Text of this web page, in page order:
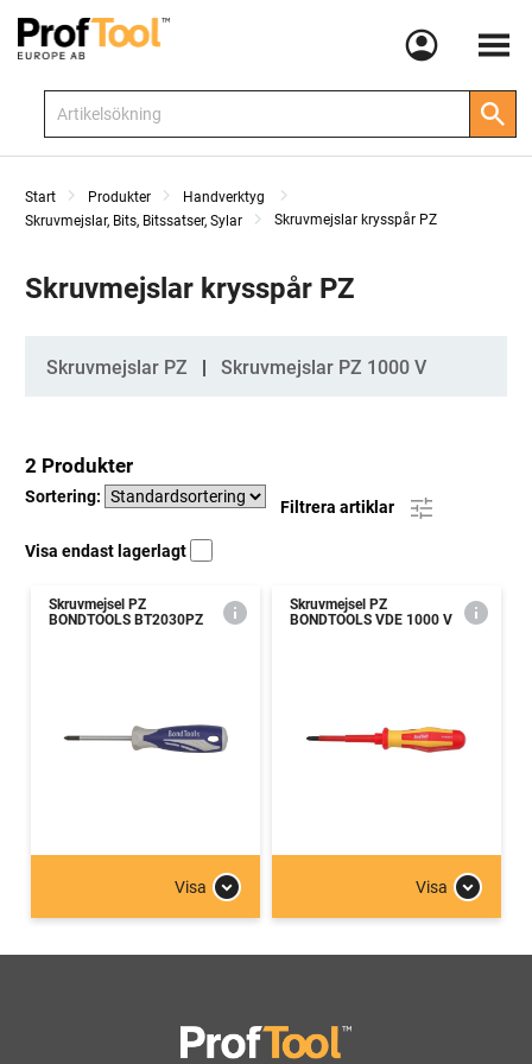
Meny
Start Produkter
Handverktyg
Skruvmejslar, Bits, Bitssatser, Sylar
Skruvmejslar krysspår PZ
Skruvmejslar krysspår PZ
Kategorier
Skruvmejslar PZ Skruvmejslar PZ 1000 V
2 Produkter
Sortering:
Filtrera artiklar
Visa endast lagerlagt
Skruvmejsel PZ
BONDTOOLS BT2030PZ
Visa
Skruvmejsel PZ
BONDTOOLS VDE 1000 V
Visa